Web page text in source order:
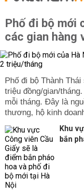
Phố đi bộ mới
các gian hàng
Phố đi bộ Thành
triệu đồng/gian/
mỗi tháng. Đây là
thương, hộ kinh
Khu
bắn